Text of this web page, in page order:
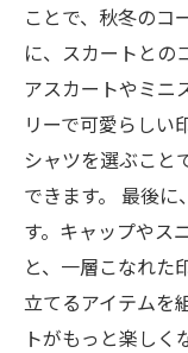
ことで、秋冬のコ
に、スカートとの
アスカートやミニ
リーで可愛らしい
シャツを選ぶこと
できます。 最後
す。キャップやス
と、一層こなれた
立てるアイテムを
トがもっと楽し